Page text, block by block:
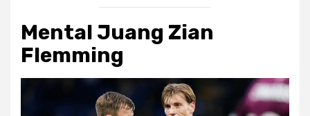
Mental Juang Zian
Flemming